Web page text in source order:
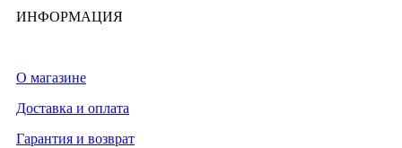
ИНФОРМАЦИЯ
О магазине
Доставка и оплата
Гарантия и возврат